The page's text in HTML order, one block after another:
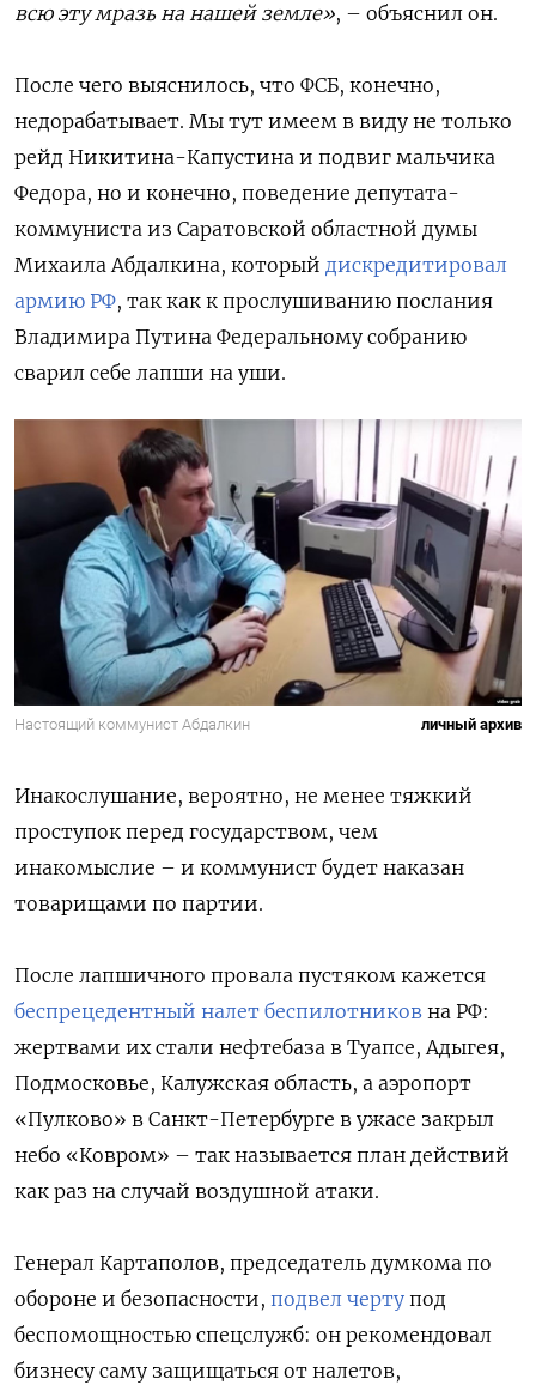
всю эту мразь на нашей земле», – объяснил он.
После чего выяснилось, что ФСБ, конечно,
недорабатывает. Мы тут имеем в виду не только
рейд Никитина-Капустина и подвиг мальчика
Федора, но и конечно, поведение депутата-
коммуниста из Саратовской областной думы
Михаила Абдалкина, который дискредитировал
армию РФ, так как к прослушиванию послания
Владимира Путина Федеральному собранию
сварил себе лапши на уши.
Настоящий коммунист Абдалкин личный архив
Инакослушание, вероятно, не менее тяжкий
проступок перед государством, чем
инакомыслие – и коммунист будет наказан
товарищами по партии.
После лапшичного провала пустяком кажется
беспрецедентный налет беспилотников на РФ:
жертвами их стали нефтебаза в Туапсе, Адыгея,
Подмосковье, Калужская область, а аэропорт
«Пулково» в Санкт-Петербурге в ужасе закрыл
небо «Ковром» – так называется план действий
как раз на случай воздушной атаки.
Генерал Картаполов, председатель думкома по
обороне и безопасности, подвел черту под
беспомощностью спецслужб: он рекомендовал
бизнесу саму защищаться от налетов,